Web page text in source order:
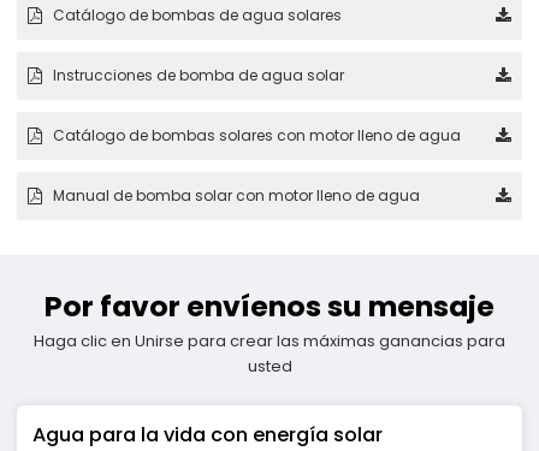
Catálogo de bombas de agua solares
Instrucciones de bomba de agua solar
Catálogo de bombas solares con motor lleno de agua
Manual de bomba solar con motor lleno de agua
Por favor envíenos su mensaje
Haga clic en Unirse para crear las máximas ganancias para
usted
Agua para la vida con energía solar